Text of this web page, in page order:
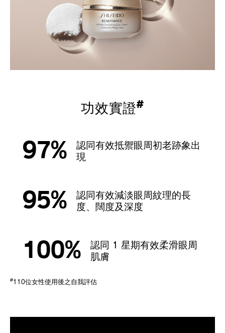
功效實證#
97%
認同有效抵禦眼周初老跡象出
現
95%
認同有效減淡眼周紋理的長
度、闊度及深度
100%
認同 1 星期有效柔滑眼周
肌膚
#110位女性使用後之自我評估